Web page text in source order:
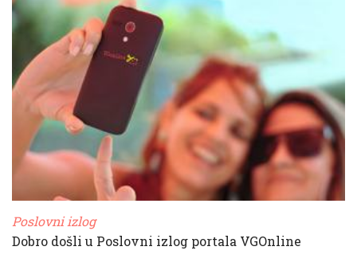
Poslovni izlog
Dobro došli u Poslovni izlog portala VGOnline